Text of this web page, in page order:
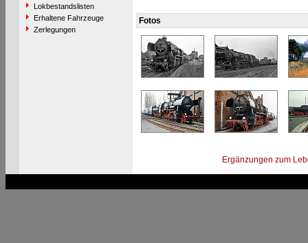
Lokbestandslisten
Erhaltene Fahrzeuge
Zerlegungen
Fotos
Ergänzungen zum